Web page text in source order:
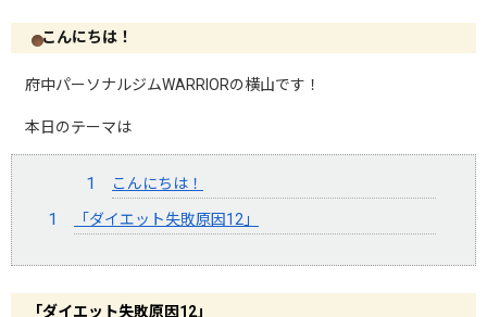
こんにちは！
府中パーソナルジムWARRIORの横山です！
本日のテーマは
こんにちは！
「ダイエット失敗原因12」
「ダイエット失敗原因12」